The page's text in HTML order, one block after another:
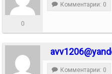
0
Комментарии: 0
Комментарии: 0